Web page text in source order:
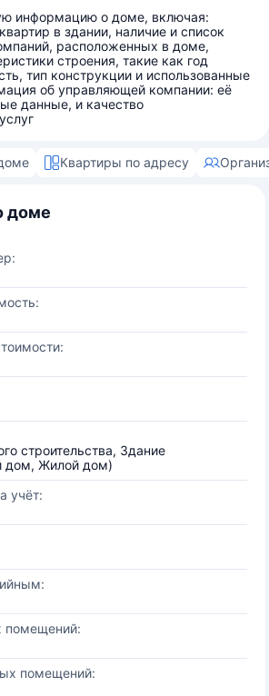
информацию о доме, включая:
в здании, наличие и список
расположенных в доме,
строения, такие как год
тип конструкции и использованные
об управляющей компании: её
данные, и качество
Квартиры по адресу
доме
строительства, Здание
дом, Жилой дом)
учёт:
помещений:
помещений: